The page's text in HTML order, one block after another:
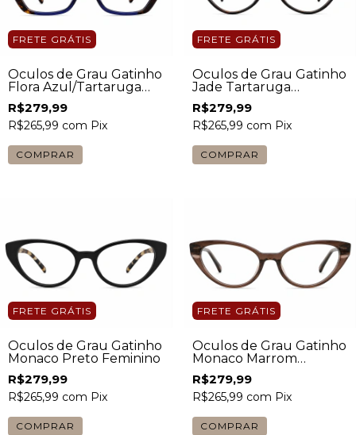
FRETE GRÁTIS
Óculos de Grau Gatinho
Flora Azul/Tartaruga
Feminino
R$279,99
R$265,99 com Pix
FRETE GRÁTIS
Óculos de Grau Gatinho
Jade Tartaruga
Feminino
R$279,99
R$265,99 com Pix
FRETE GRÁTIS
Óculos de Grau Gatinho
Monaco Preto Feminino
R$279,99
R$265,99 com Pix
FRETE GRÁTIS
Óculos de Grau Gatinho
Monaco Marrom
Feminino
R$279,99
R$265,99 com Pix